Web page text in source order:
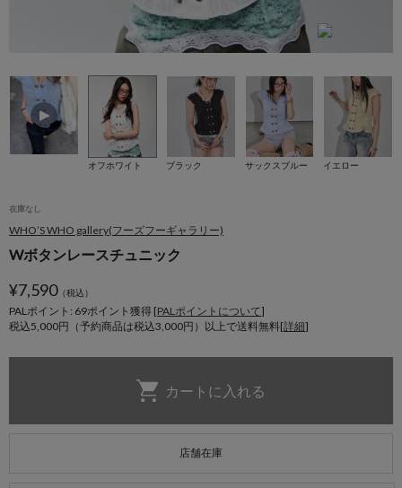
オフホワイト ブラック サックスブルー イエロー
在庫なし
WHO’S WHO gallery(フーズフーギャラリー)
Wボタンレースチュニック
¥7,590（税込）
PALポイント: 69ポイント獲得 [PALポイントについて]
税込5,000円（予約商品は税込3,000円）以上で送料無料[詳細]
店舗在庫